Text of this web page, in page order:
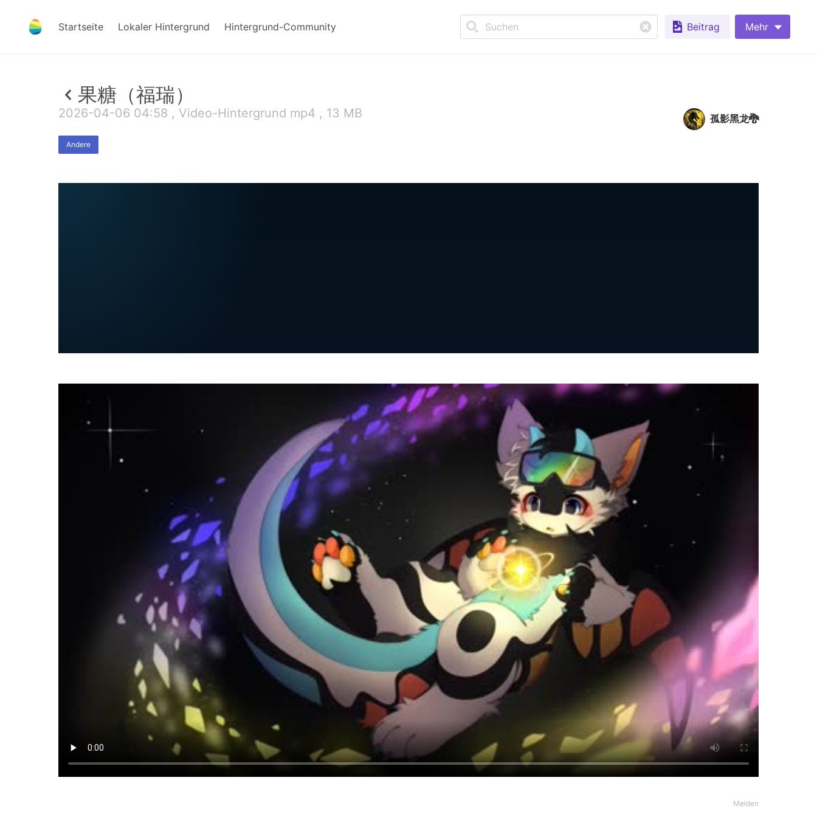
Startseite Lokaler Hintergrund Hintergrund-Community Beitrag Mehr
果糖（福瑞）
2026-04-06 04:58 , Video-Hintergrund mp4 , 13 MB
Andere
孤影黑龙🐉
Melden